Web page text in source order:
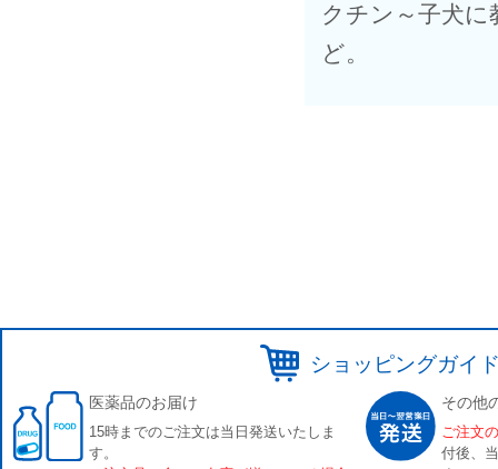
クチン～子犬
ど。
ショッピングガイ
医薬品のお届け
15時までのご注文は当日発送いたしま
す。
その他
ご注文
付後、